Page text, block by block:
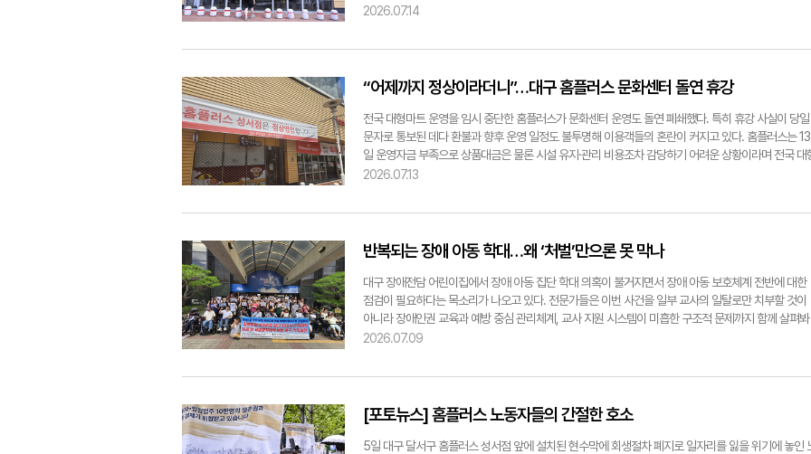
돼야 한다"고 했다. 임기 말 어떤 구청장으로 기억되고 싶냐는 취재진 질문엔 "존경받는 지역 원로"를 꼽
쏟고 있었다. 현수막을 지나 매장 안으로 들어서자 의류와 생활용품점 등 임대매장들은 평소처럼 손님을
업을 이어가는 임대매장과 달리 마트가 멈춘 여파는 곳곳에서 드러났다. 납품업체 관계자들은 박스에 물
품을 담아 매장 밖으로 옮겼고, 거래 중단과 대금 정산 지연으로 피해가 커지고 있다고 전했다. 마트 영
업 중단의 여파가 입점업체를 넘어 납품업체로까지 확산하는 모습이다. 마트 출입구는 가림막으로 막혀
있었고 '홈플러스 매장은 잠정적으로 영업종료가 되었으며 임대매장은 정상 운영 중'이라는 안내문이 붙
어 있었다. 한 건물 안에서도 영업을 이어가는 임대매장과 운영이 멈춘 마트가 뚜렷한 대조를 이루며 현
재의 상황을 보여주고 있었다. 2003년부터 홈플러스 성서점에서 키즈카페를 운영해 온 김순중 씨는
존 상인들이 생업을 이어갈 수 있도록 대구시의 적극적인 역할을 촉구하고 있다. 이현덕기자
lhd@yeongnam.com
2026.07.14
“어제까지 정상이라더니”…대구 홈플러스 문화센터 돌연 휴강
전국 대형마트 운영을 임시 중단한 홈플러스가 문화센터 운영도 돌연 폐쇄했다. 특히 휴강 사실이 당일
문자로 통보된 데다 환불과 향후 운영 일정도 불투명해 이용객들의 혼란이 커지고 있다. 홈플러스는 13
일 운영자금 부족으로 상품대금은 물론 시설 유지·관리 비용조차 감당하기 어려운 상황이라며 전국 대
마트와 본사 운영을 임시 중단한다고 밝혔다. 오는 20일까지 운영자금 확보 상황과 법원의 판단을 지켜
문을 닫으면서 홈플러스 성서점 문화센터는 이날 오전 회원들에게 문자메시지를 발송했다. 문자 메시지
엔 "매장 임시 휴업으로 금일부터 여름학기 강의를 임시 휴강한다"며 "휴강 기간은 미정이며 강좌 재개
시 빠르게 안내하겠다"는 내용이 담겼다. 하지만 안내 문자에 환불 절차와 향후 운영 일정 등에 대한 구
체적인 설명은 빠졌다. 갑작스러운 휴강 소식에 더해 수강생들이 당혹감을 감추지 못한 이유다. 1~2세
영유아 대상 놀이수업을 수강 중인 김연희(36·여·용산동)씨는 "문자를 보고 정말 놀랐다. 지난달 초 여름
학기 수강신청을 할 때만 해도 이런 이야기는 전혀 없었다"며 "갑작스럽게 휴강 통보를 받아 당황스럽
업에 들어갈 수 있을지도 모르겠고 아이가 새로운 환경에 적응하는 것도 부담스럽다"며 "폭염으로 아이
와 외부 활동도 쉽지 않은 상황에서 문화센터마저 문을 닫아 육아 부담이 더 커질 것 같다"고 토로했다.
지역 온라인 커뮤니티에도 이용객들의 불안감이 이어졌다. 대구 달서구 한 맘카페는 "환불은 어떻게 받
2026.07.13
반복되는 장애 아동 학대…왜 ‘처벌’만으론 못 막나
대구 장애전담 어린이집에서 장애 아동 집단 학대 의혹이 불거지면서 장애 아동 보호체계 전반에 대한
점검이 필요하다는 목소리가 나오고 있다. 전문가들은 이번 사건을 일부 교사의 일탈로만 치부할 것이
아니라 장애인권 교육과 예방 중심 관리체계, 교사 지원 시스템이 미흡한 구조적 문제까지 함께 살펴봐
야 한다고 지적했다. 대구 달서구 한 장애전담 어린이집에서 장애 아동들을 상대로 한 신체적 학대 의심
며 직접 목격하지 않아 접근하는데 한계가 있기 때문이다. 특히 어떤 이유를 막론하고 학대는 있을 수 없
다고 입을 모았다. 그럼에도 무엇보다 사건이 발생한 뒤에야 실체가 드러나는 현재의 대응 방식으론 유
사 사례를 막는 데 한계가 있다고 강조했다. 대부분 학대 사건은 피해를 호소한 부모의 문제 제기나
2026.07.09
[포토뉴스] 홈플러스 노동자들의 간절한 호소
5일 대구 달서구 홈플러스 성서점 앞에 설치된 현수막에 회생절차 폐지로 일자리를 잃을 위기에 놓인